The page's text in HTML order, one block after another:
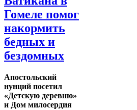
Гомеле помог
накормить
бедных и
бездомных
Апостольский
нунций посетил
«Детскую деревню»
и Дом милосердия